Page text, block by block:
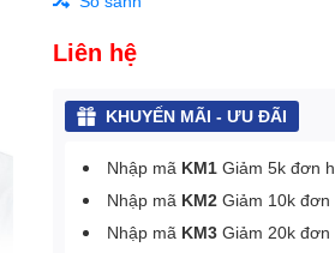
Liên hệ
KHUYẾN MÃI - ƯU ĐÃI
Nhập mã KM1 Giảm 5k đơn
Nhập mã KM2 Giảm 10k
Nhập mã KM3 Giảm 20k